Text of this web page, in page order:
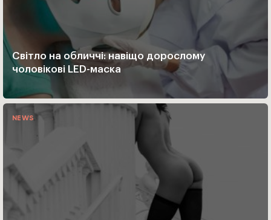
Світло на обличчі: навіщо дорослому
чоловікові LED-маска
NEWS